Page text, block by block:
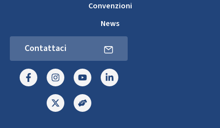
Convenzioni
News
Contattaci